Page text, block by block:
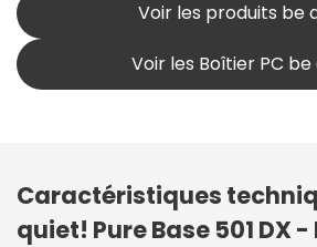
Voir les produits be
Voir les Boîtier PC be
Caractéristiques
quiet! Pure Base 501 DX